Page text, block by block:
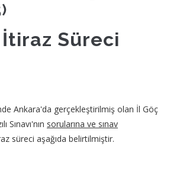
Süreci
Ankara'da gerçekleştirilmiş olan İl Göç
Sınavı'nın sorularına ve sınav
süreci aşağıda belirtilmiştir.